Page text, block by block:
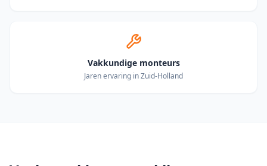
Vakkundige monteurs
Jaren ervaring in Zuid-Holland